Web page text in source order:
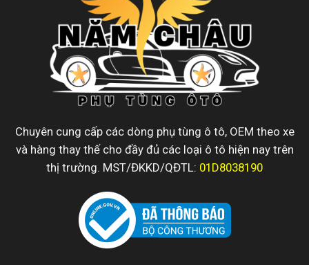
Chuyên cung cấp các dòng phụ tùng ô tô, OEM theo xe
và hàng thay thế cho đầy đủ các loại ô tô hiện nay trên
thị trường. MST/ĐKKD/QĐTL: 01D8038190